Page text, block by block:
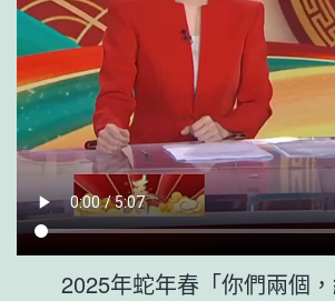
2025年蛇年春「你們兩個